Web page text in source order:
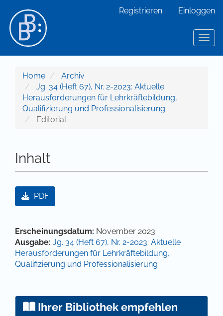
Hauptinhalt
Sidebar
Registrieren Einloggen
Home
Archiv
Jg. 34 (Heft 67), Nr. 2-2023: Aktuelle
Herausforderungen für Lehrkräftebildung,
Qualifizierung und Professionalisierung
Editorial
Inhalt
Artikel-Sidebar
PDF
Hauptsächlicher Artikelinhalt
Artikel-Details
Erscheinungsdatum: November 2023
Ausgabe: Jg. 34 (Heft 67), Nr. 2-2023: Aktuelle
Herausforderungen für Lehrkräftebildung,
Qualifizierung und Professionalisierung
Ihrer Bibliothek empfehlen